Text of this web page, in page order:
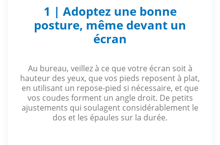
1 | Adoptez une bonne
posture, même devant un
écran
Au bureau, veillez à ce que votre écran soit à
hauteur des yeux, que vos pieds reposent à plat,
en utilisant un repose-pied si nécessaire, et que
vos coudes forment un angle droit. De petits
ajustements qui soulagent considérablement le
dos et les épaules sur la durée.